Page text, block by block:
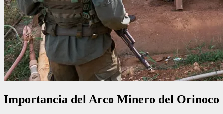
Importancia del Arco Minero del Orinoco